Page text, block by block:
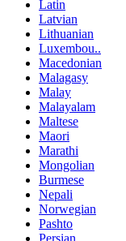
Latin
Latvian
Lithuanian
Luxembou..
Macedonian
Malagasy
Malay
Malayalam
Maltese
Maori
Marathi
Mongolian
Burmese
Nepali
Norwegian
Pashto
Persian